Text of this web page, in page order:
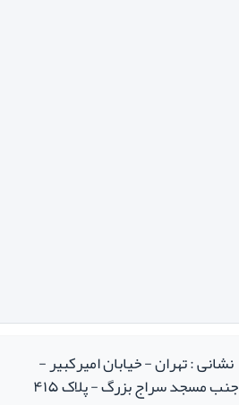
نشانی : تهران - خیابان امیرکبیر -
جنب مسجد سراج بزرگ - پلاک ۴۱۵